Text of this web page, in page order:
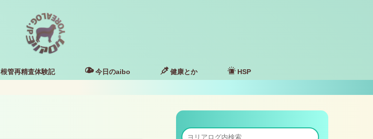
根管再精査体験記 今日のaibo 健康とか HSP